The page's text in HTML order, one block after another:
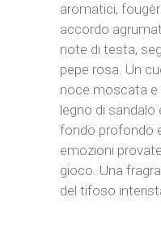
aromatici,
accordo
note di testa,
pepe rosa. Un
noce moscata e
legno di
fondo profondo
emozioni
gioco. Una
del tifoso